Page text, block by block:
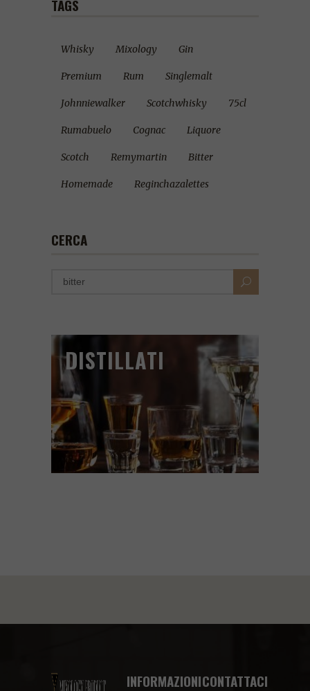
TAGS
Whisky Mixology Gin
Premium Rum Singlemalt
Johnniewalker Scotchwhisky 75cl
Rumabuelo Cognac Liquore
Scotch Remymartin Bitter
Homemade Reginchazalettes
CERCA
DISTILLATI
INFORMAZIONICONTATTACI